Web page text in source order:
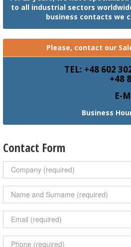
to all industrial sectors
business contacts we
Please, contact our
TEL: +48 602
+48
E-
Business
Contact Form